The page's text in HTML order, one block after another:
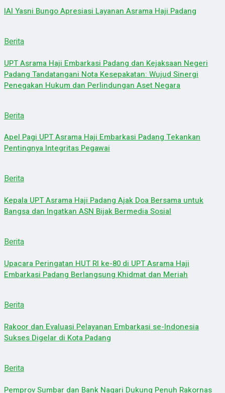
IAI Yasni Bungo Apresiasi Layanan Asrama Haji Padang
Berita
UPT Asrama Haji Embarkasi Padang dan Kejaksaan Negeri
Padang Tandatangani Nota Kesepakatan: Wujud Sinergi
Penegakan Hukum dan Perlindungan Aset Negara
Berita
Apel Pagi UPT Asrama Haji Embarkasi Padang Tekankan
Pentingnya Integritas Pegawai
Berita
Kepala UPT Asrama Haji Padang Ajak Doa Bersama untuk
Bangsa dan Ingatkan ASN Bijak Bermedia Sosial
Berita
Upacara Peringatan HUT RI ke-80 di UPT Asrama Haji
Embarkasi Padang Berlangsung Khidmat dan Meriah
Berita
Rakoor dan Evaluasi Pelayanan Embarkasi se-Indonesia
Sukses Digelar di Kota Padang
Berita
Pemprov Sumbar dan Bank Nagari Dukung Penuh Rakornas